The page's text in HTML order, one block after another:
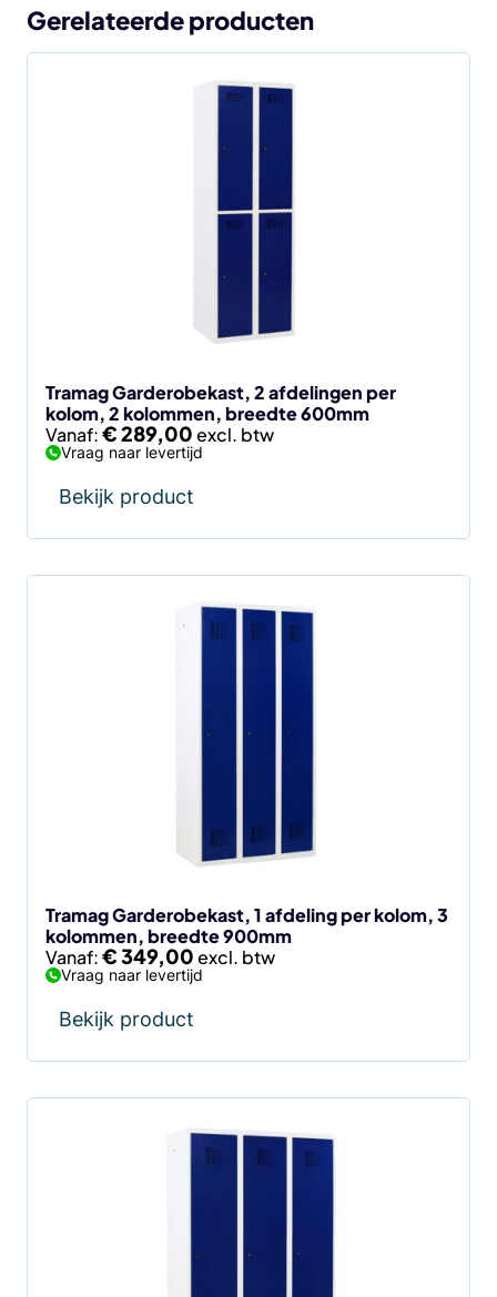
Gerelateerde producten
Tramag Garderobekast, 2 afdelingen per
kolom, 2 kolommen, breedte 600mm
Vanaf:€289,00
Vraag naar levertijd
Bekijk product
de
productpagina
Tramag Garderobekast, 1 afdeling per kolom, 3
kolommen, breedte 900mm
Vanaf:€349,00
Vraag naar levertijd
Bekijk product
de
productpagina